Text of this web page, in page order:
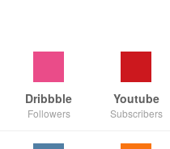
Dribbble
Followers
Youtube
Subscribers